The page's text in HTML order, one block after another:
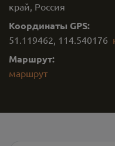
край, Россия
Координаты GPS:
51.119462, 114.540176
Маршрут:
маршрут